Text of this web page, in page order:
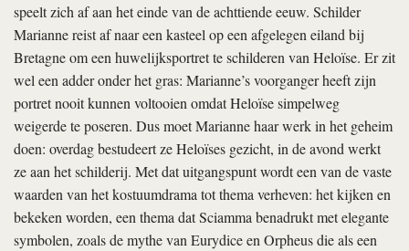
speelt zich af aan het einde van de achttiende eeuw. Schilder
Marianne reist af naar een kasteel op een afgelegen eiland bij
Bretagne om een huwelijksportret te schilderen van Heloïse. Er zit
wel een adder onder het gras: Marianne’s voorganger heeft zijn
portret nooit kunnen voltooien omdat Heloïse simpelweg
weigerde te poseren. Dus moet Marianne haar werk in het geheim
doen: overdag bestudeert ze Heloïses gezicht, in de avond werkt
ze aan het schilderij. Met dat uitgangspunt wordt een van de vaste
waarden van het kostuumdrama tot thema verheven: het kijken en
bekeken worden, een thema dat Sciamma benadrukt met elegante
symbolen, zoals de mythe van Eurydice en Orpheus die als een